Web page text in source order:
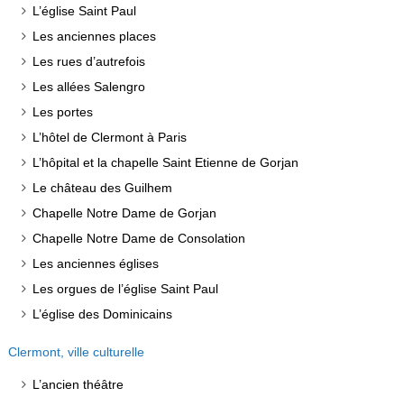
L’église Saint Paul
Les anciennes places
Les rues d’autrefois
Les allées Salengro
Les portes
L’hôtel de Clermont à Paris
L’hôpital et la chapelle Saint Etienne de Gorjan
Le château des Guilhem
Chapelle Notre Dame de Gorjan
Chapelle Notre Dame de Consolation
Les anciennes églises
Les orgues de l’église Saint Paul
L’église des Dominicains
Clermont, ville culturelle
L’ancien théâtre